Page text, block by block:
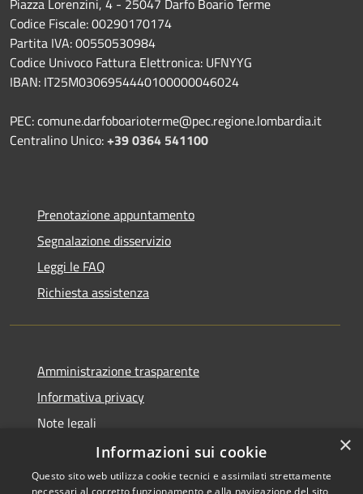
Piazza Lorenzini, 4 - 25047 Darfo Boario Terme
Codice Fiscale: 00290170174
Partita IVA: 00550530984
Codice Univoco Fattura Elettronica: UFNYYG
IBAN: IT25M0306954440100000046024
PEC: comune.darfoboarioterme@pec.regione.lombardia.it
Centralino Unico:+39 0364 541100
Prenotazione appuntamento
Segnalazione disservizio
Leggi le FAQ
Richiesta assistenza
Amministrazione trasparente
Informativa privacy
Note legali
Dichiarazione di accessibilità
×
Informazioni sui cookie
Questo sito web utilizza cookie tecnici e assimilati strettamente
necessari al corretto funzionamento e alla navigazione del sito,